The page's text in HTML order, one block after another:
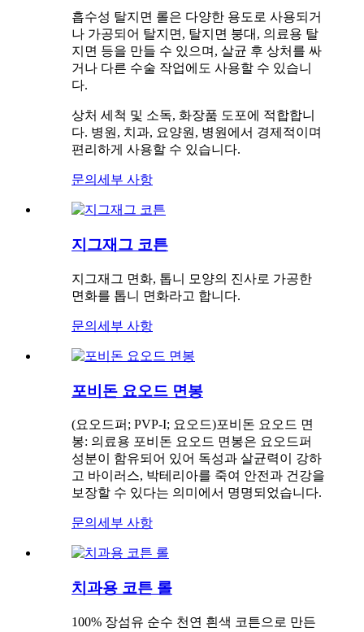
흡수성 탈지면 롤은 다양한 용도로 사용되거
나 가공되어 탈지면, 탈지면 붕대, 의료용 탈
지면 등을 만들 수 있으며, 살균 후 상처를 싸
거나 다른 수술 작업에도 사용할 수 있습니
다.
상처 세척 및 소독, 화장품 도포에 적합합니
다. 병원, 치과, 요양원, 병원에서 경제적이며
편리하게 사용할 수 있습니다.
문의 세부 사항
지그재그 코튼
지그재그 면화, 톱니 모양의 진사로 가공한
면화를 톱니 면화라고 합니다.
문의 세부 사항
포비돈 요오드 면봉
(요오드퍼; PVP-I; 요오드)포비돈 요오드 면
봉: 의료용 포비돈 요오드 면봉은 요오드퍼
성분이 함유되어 있어 독성과 살균력이 강하
고 바이러스, 박테리아를 죽여 안전과 건강을
보장할 수 있다는 의미에서 명명되었습니다.
문의 세부 사항
치과용 코튼 롤
100% 장섬유 순수 천연 흰색 코튼으로 만든